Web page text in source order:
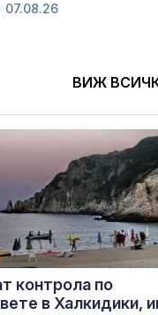
07.08.26
ВИЖ
контрола по
в Халкидики,